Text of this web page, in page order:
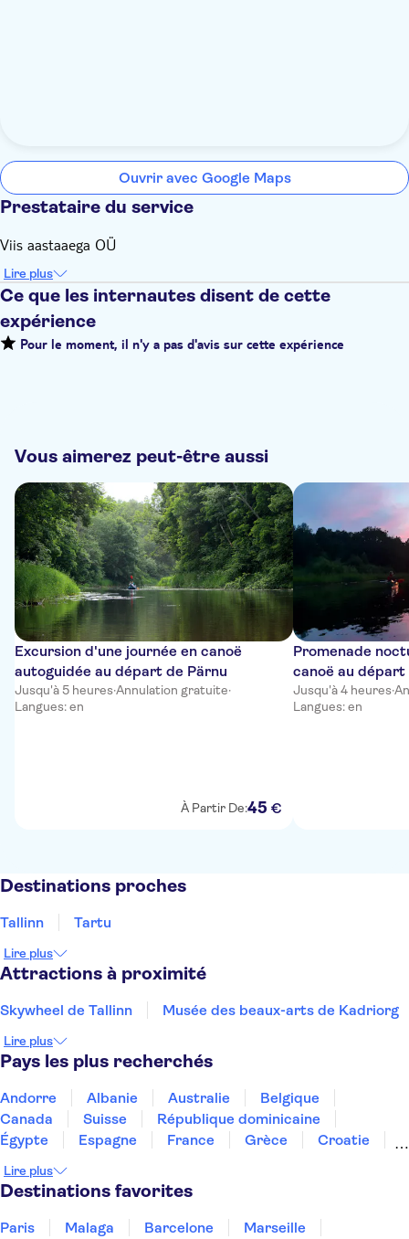
Ouvrir avec Google Maps
Prestataire du service
Viis aastaaega OÜ
Lire plus
Ce que les internautes disent de cette
expérience
Pour le moment, il n'y a pas d'avis sur cette expérience
Vous aimerez peut-être aussi
Excursion d'une journée en canoë
autoguidée au départ de Pärnu
Jusqu'à 5 heures·Annulation gratuite·
Langues: en
À Partir De:45 €
Promenade
canoë au départ
Jusqu'à 4 heures·
Langues: en
Destinations proches
Tallinn Tartu
Lire plus
Attractions à proximité
Skywheel de Tallinn Musée des beaux-arts de Kadriorg
Lire plus
Pays les plus recherchés
Andorre Albanie Australie
Belgique
Canada
Suisse
République dominicaine
Égypte
Espagne France Grèce
Croatie
Thaïlande
Tunisie
Lire plus
Destinations favorites
Paris Malaga Barcelone
Marseille